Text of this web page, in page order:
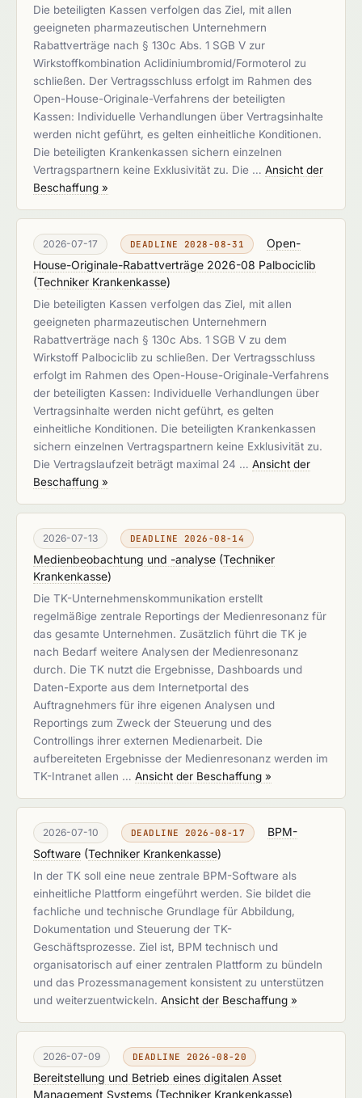
Die beteiligten Kassen verfolgen das Ziel, mit allen
geeigneten pharmazeutischen Unternehmern
Rabattverträge nach § 130c Abs. 1 SGB V zur
Wirkstoffkombination Aclidiniumbromid/Formoterol zu
schließen. Der Vertragsschluss erfolgt im Rahmen des
Open-House-Originale-Verfahrens der beteiligten
Kassen: Individuelle Verhandlungen über Vertragsinhalte
werden nicht geführt, es gelten einheitliche Konditionen.
Die beteiligten Krankenkassen sichern einzelnen
Vertragspartnern keine Exklusivität zu. Die … Ansicht der
Beschaffung »
2026-07-17 DEADLINE 2028-08-31
Open-
House-Originale-Rabattverträge 2026-08 Palbociclib
(Techniker Krankenkasse)
Die beteiligten Kassen verfolgen das Ziel, mit allen
geeigneten pharmazeutischen Unternehmern
Rabattverträge nach § 130c Abs. 1 SGB V zu dem
Wirkstoff Palbociclib zu schließen. Der Vertragsschluss
erfolgt im Rahmen des Open-House-Originale-Verfahrens
der beteiligten Kassen: Individuelle Verhandlungen über
Vertragsinhalte werden nicht geführt, es gelten
einheitliche Konditionen. Die beteiligten Krankenkassen
sichern einzelnen Vertragspartnern keine Exklusivität zu.
Die Vertragslaufzeit beträgt maximal 24 … Ansicht der
Beschaffung »
2026-07-13 DEADLINE 2026-08-14
Medienbeobachtung und -analyse (Techniker
Krankenkasse)
Die TK-Unternehmenskommunikation erstellt
regelmäßige zentrale Reportings der Medienresonanz für
das gesamte Unternehmen. Zusätzlich führt die TK je
nach Bedarf weitere Analysen der Medienresonanz
durch. Die TK nutzt die Ergebnisse, Dashboards und
Daten-Exporte aus dem Internetportal des
Auftragnehmers für ihre eigenen Analysen und
Reportings zum Zweck der Steuerung und des
Controllings ihrer externen Medienarbeit. Die
aufbereiteten Ergebnisse der Medienresonanz werden im
TK-Intranet allen … Ansicht der Beschaffung »
2026-07-10 DEADLINE 2026-08-17
BPM-
Software (Techniker Krankenkasse)
In der TK soll eine neue zentrale BPM-Software als
einheitliche Plattform eingeführt werden. Sie bildet die
fachliche und technische Grundlage für Abbildung,
Dokumentation und Steuerung der TK-
Geschäftsprozesse. Ziel ist, BPM technisch und
organisatorisch auf einer zentralen Plattform zu bündeln
und das Prozessmanagement konsistent zu unterstützen
und weiterzuentwickeln. Ansicht der Beschaffung »
2026-07-09 DEADLINE 2026-08-20
Bereitstellung und Betrieb eines digitalen Asset
Management Systems (Techniker Krankenkasse)